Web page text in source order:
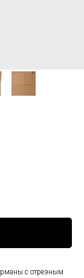
с отрезным